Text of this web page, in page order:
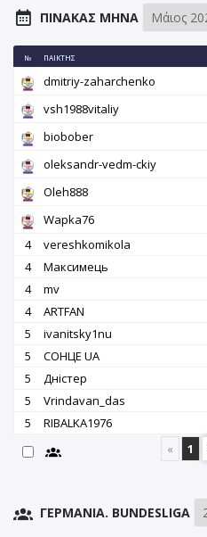
ΠΊΝΑΚΑΣ ΜΉΝΑ
№ ΠΑΊΚΤΗΣ
dmitriy-zaharchenko
vsh1988vitaliy
biobober
oleksandr-vedm-ckiy
Oleh888
Wapka76
4
vereshkomikola
4
Максимець
4
mv
4
ARTFAN
5
ivanitsky1nu
5
СОНЦЕ UA
5
Дністер
5
Vrindavan_das
5
RIBALKA1976
«
1
ΓΕΡΜΑΝΊΑ. BUNDESLIGA